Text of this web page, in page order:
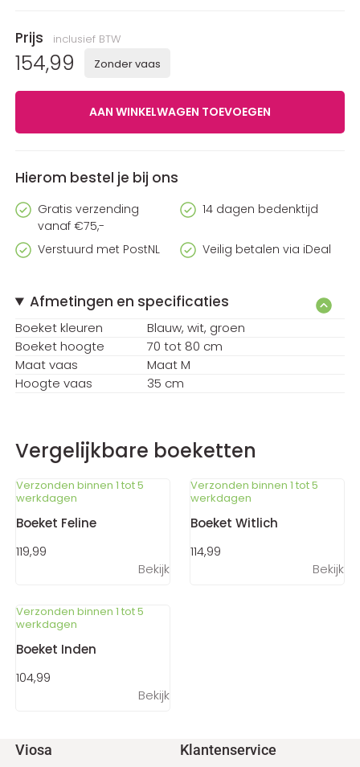
Afmetingen en specificaties
Boeket kleuren Blauw wit groen
Boeket hoogte
70 tot 80 cm
Maat vaas
maat M
Hoogte vaas
35 cm
Prijs inclusief BTW
154,99 Zonder vaas
Hierom bestel je bij ons
Gratis verzending
vanaf €75,-
14 dagen bedenktijd
Verstuurd met PostNL Veilig betalen via iDeal
Vergelijkbare boeketten
Verzonden binnen 1 tot 5
werkdagen
Boeket Feline
119,99
Bekijk
Verzonden binnen 1 tot 5
werkdagen
Boeket Witlich
114,99
Bekijk
Verzonden binnen 1 tot 5
werkdagen
Boeket Inden
104,99
Bekijk
Voet
Viosa Klantenservice